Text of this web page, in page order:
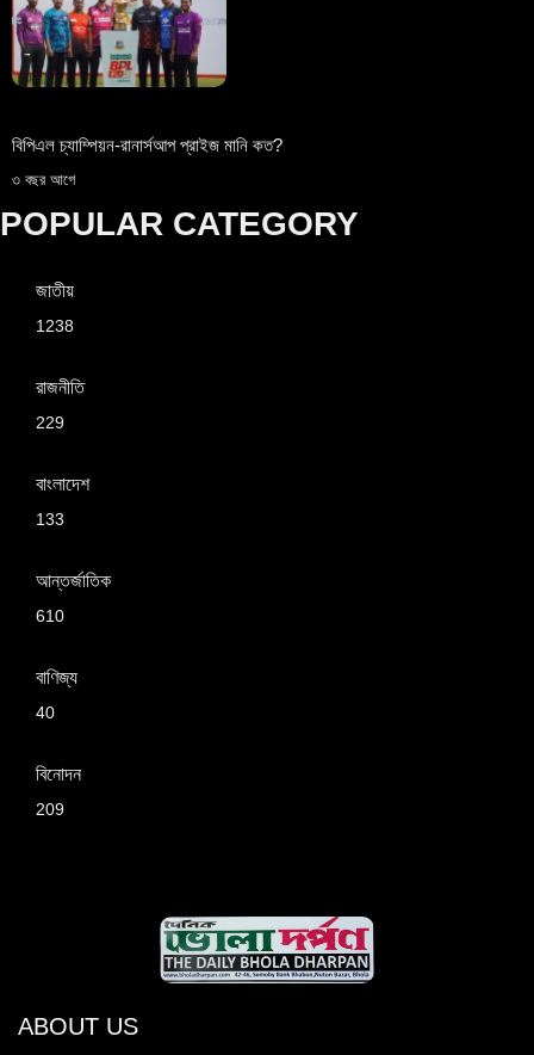
বিপিএল চ্যাম্পিয়ন-রানার্সআপ প্রাইজ মানি কত?
৩ বছর আগে
POPULAR CATEGORY
জাতীয়
1238
রাজনীতি
229
বাংলাদেশ
133
আন্তর্জাতিক
610
বাণিজ্য
40
বিনোদন
209
ABOUT US